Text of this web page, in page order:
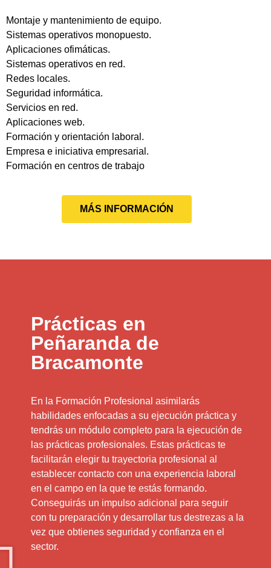
Montaje y mantenimiento de equipo.
Sistemas operativos monopuesto.
Aplicaciones ofimáticas.
Sistemas operativos en red.
Redes locales.
Seguridad informática.
Servicios en red.
Aplicaciones web.
Formación y orientación laboral.
Empresa e iniciativa empresarial.
Formación en centros de trabajo
MÁS INFORMACIÓN
Prácticas en
Peñaranda de
Bracamonte
En la Formación Profesional asimilarás
habilidades enfocadas a su ejecución práctica y
tendrás un módulo completo para la ejecución de
las prácticas profesionales. Estas prácticas te
facilitarán elegir tu trayectoria profesional al
establecer contacto con una experiencia laboral
en el campo en la que te estás formando.
Conseguirás un impulso adicional para seguir
con tu preparación y desarrollar tus destrezas a la
vez que obtienes seguridad y confianza en el
sector.